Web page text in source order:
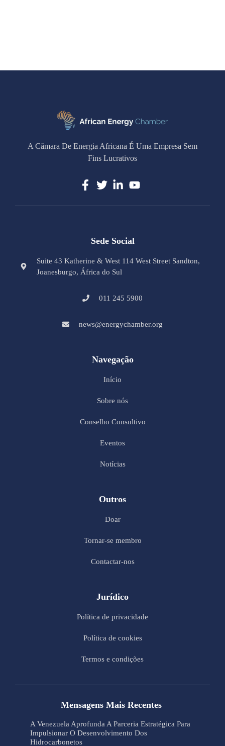
A Câmara De Energia Africana É Uma Empresa Sem
Fins Lucrativos
Sede Social
Suite 43 Katherine & West 114 West Street Sandton,
Joanesburgo, África do Sul
011 245 5900
news@energychamber.org
Navegação
Início
Sobre nós
Conselho Consultivo
Eventos
Notícias
Outros
Doar
Tornar-se membro
Contactar-nos
Jurídico
Política de privacidade
Política de cookies
Termos e condições
Mensagens Mais Recentes
A Venezuela Aprofunda A Parceria Estratégica Para
Impulsionar O Desenvolvimento Dos
Hidrocarbonetos